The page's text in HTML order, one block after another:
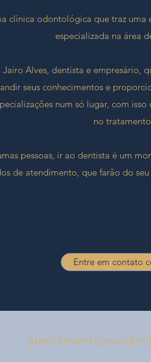
clínica odontológica que traz
especializada na área
Alves, dentista e empresário,
seus conhecimentos e
num só lugar, com
no
pessoas, ir ao dentista é um
de atendimento, que farão do
Entre em contato